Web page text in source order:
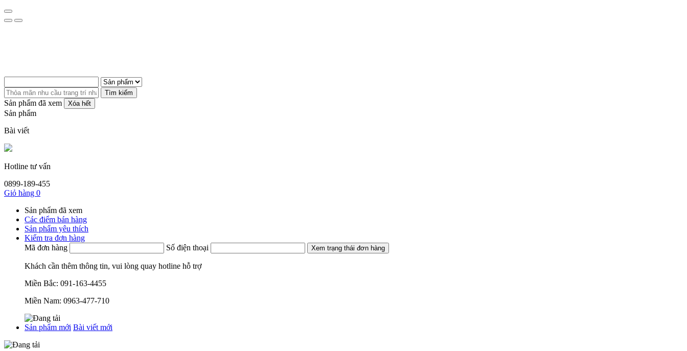
Tìm kiếm
Sản phẩm đã xem Xóa hết
Sản phẩm
Bài viết
Hotline tư vấn
0899-189-455
Giỏ hàng 0
Sản phẩm đã xem
Các điểm bán hàng
Sản phẩm yêu thích
Kiểm tra đơn hàng
Mã đơn hàng
Số điện thoại Xem trạng thái đơn hàng
Khách cần thêm thông tin, vui lòng quay hotline hỗ trợ
Miền Bắc: 091-163-4455
Miền Nam: 0963-477-710
Sản phẩm mới Bài viết mới